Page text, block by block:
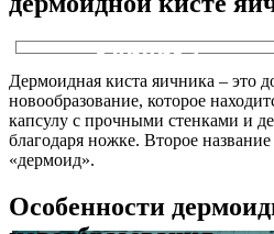
Стоматологическая
клиника
Дермоидная киста яичника – это
новообразование, которое
капсулу с прочными стенками и
благодаря ножке. Второе
«дермоид».
Особенности